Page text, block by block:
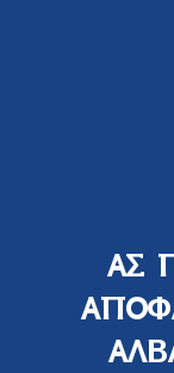
ΑΣ